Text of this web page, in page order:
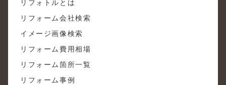
リフォトルとは
リフォーム会社検索
イメージ画像検索
リフォーム費用相場
リフォーム箇所一覧
リフォーム事例